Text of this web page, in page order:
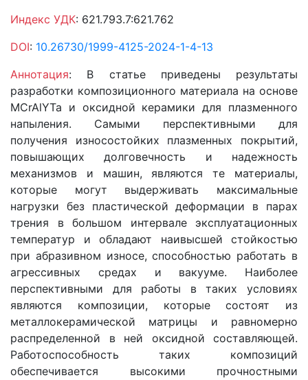
Индекс УДК: 621.793.7:621.762
DOI: 10.26730/1999-4125-2024-1-4-13
Аннотация: В статье приведены результаты
разработки композиционного материала на основе
MCrAlYТа и оксидной керамики для плазменного
напыления. Самыми перспективными для
получения износостойких плазменных покрытий,
повышающих долговечность и надежность
механизмов и машин, являются те материалы,
которые могут выдерживать максимальные
нагрузки без пластической деформации в парах
трения в большом интервале эксплуатационных
температур и обладают наивысшей стойкостью
при абразивном износе, способностью работать в
агрессивных средах и вакууме. Наиболее
перспективными для работы в таких условиях
являются композиции, которые состоят из
металлокерамической матрицы и равномерно
распределенной в ней оксидной составляющей.
Работоспособность таких композиций
обеспечивается высокими прочностными